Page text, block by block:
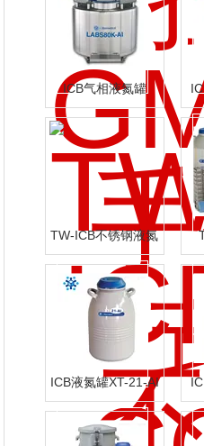
ICB气相液氮罐
TW-ICB不锈钢液氮
ICB液氮罐XT-21-AI